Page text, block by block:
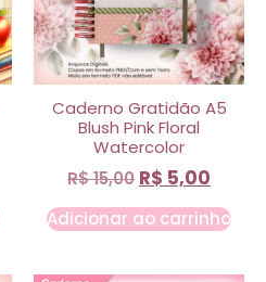
Caderno Gratidão A5
Blush Pink Floral
Watercolor
R$15,00 R$ 5,00
Adicionar ao carrinho